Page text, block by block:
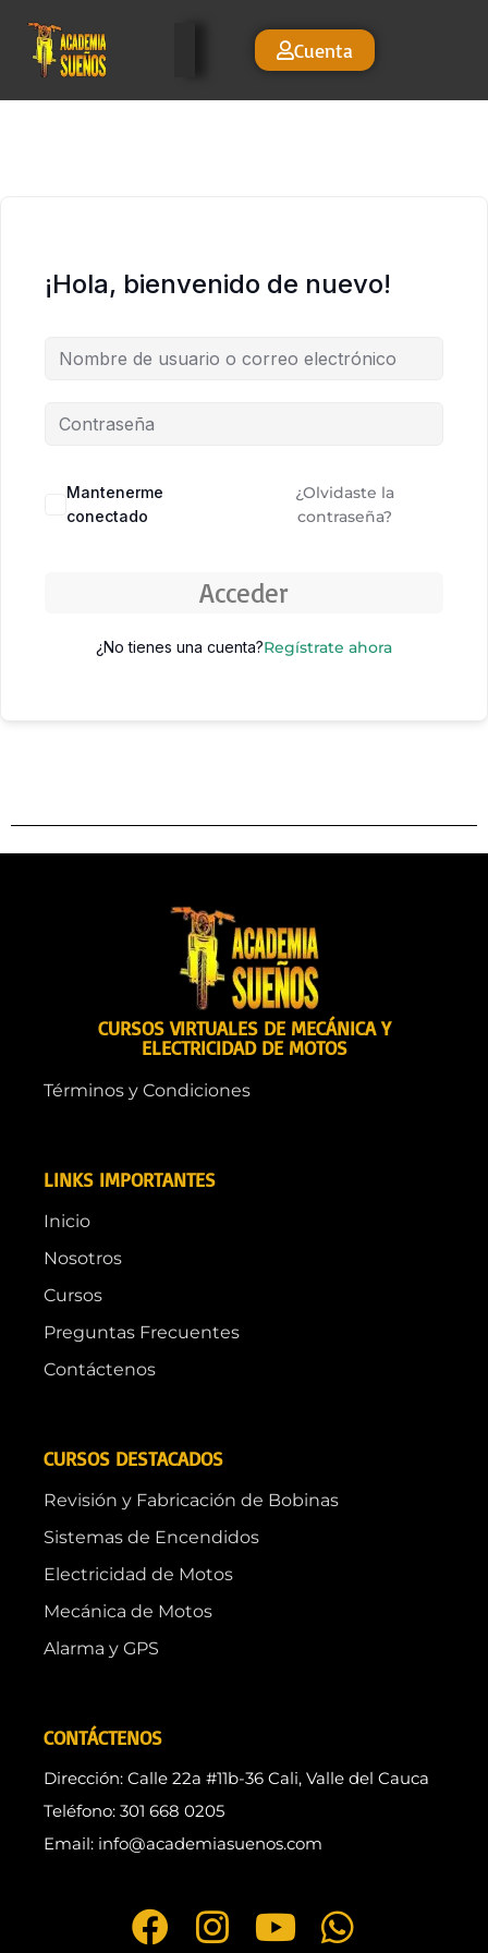
Cuenta
¡Hola, bienvenido de nuevo!
Mantenerme
conectado
¿Olvidaste la
contraseña?
Acceder
¿No tienes una cuenta?Regístrate ahora
CURSOS VIRTUALES DE MECÁNICA Y
ELECTRICIDAD DE MOTOS
Términos y Condiciones
LINKS IMPORTANTES
Inicio
Nosotros
Cursos
Preguntas Frecuentes
Contáctenos
CURSOS DESTACADOS
Revisión y Fabricación de Bobinas
Sistemas de Encendidos
Electricidad de Motos
Mecánica de Motos
Alarma y GPS
CONTÁCTENOS
Dirección: Calle 22a #11b-36 Cali, Valle del Cauca
Teléfono: 301 668 0205
Email: info@academiasuenos.com